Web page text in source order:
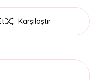
Karşılaştır